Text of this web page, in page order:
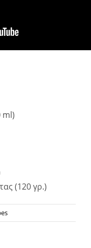
ml)
(120 γρ.)